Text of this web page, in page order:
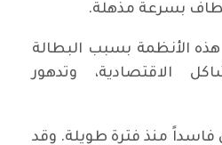
بسرعة مذهلة.
الأنظمة بسبب البطالة
الاقتصادية، وتدهور
فاسداً منذ فترة طويلة. وقد